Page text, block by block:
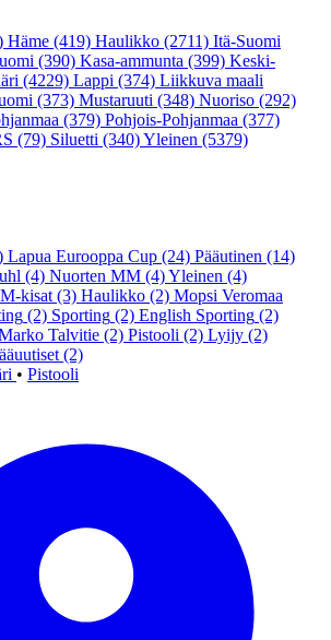
Häme (419) Haulikko (2711) Itä-Suomi
(390) Kasa-ammunta (399) Keski-
(4229) Lappi (374) Liikkuva maali
(373) Mustaruuti (348) Nuoriso (292)
(379) Pohjois-Pohjanmaa (377)
(79) Siluetti (340)Yleinen (5379)
Lapua Eurooppa Cup (24) Pääutinen (14)
(4) Nuorten MM (4)Yleinen (4)
kisat (3) Haulikko (2) Mopsi Veromaa
(2) Sporting (2) English Sporting (2)
Talvitie (2) Pistooli (2) Lyijy (2)
(2)
• Pistooli